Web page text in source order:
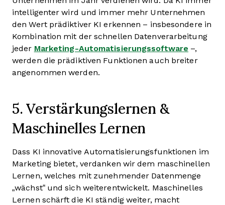
intelligenter wird und immer mehr Unternehmen
den Wert prädiktiver KI erkennen – insbesondere in
Kombination mit der schnellen Datenverarbeitung
jeder Marketing-Automatisierungssoftware –,
werden die prädiktiven Funktionen auch breiter
angenommen werden.
5. Verstärkungslernen &
Maschinelles Lernen
Dass KI innovative Automatisierungsfunktionen im
Marketing bietet, verdanken wir dem maschinellen
Lernen, welches mit zunehmender Datenmenge
„wächst“ und sich weiterentwickelt. Maschinelles
Lernen schärft die KI ständig weiter, macht